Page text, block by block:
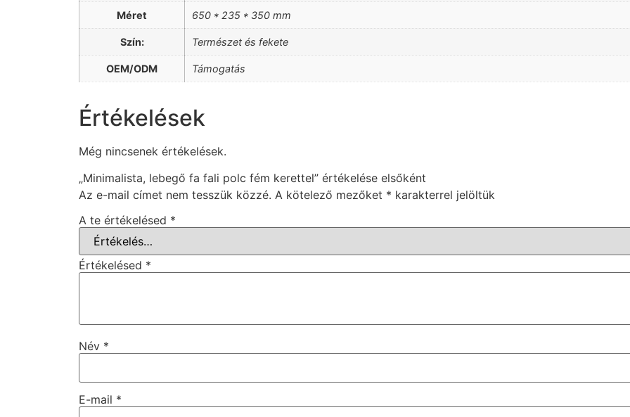
Méret 650 * 235 * 350 mm
Szín: Természet és fekete
OEM/ODM Támogatás
Értékelések
Még nincsenek értékelések.
„Minimalista, lebegő fa fali polc fém kerettel” értékelése elsőként
Az e-mail címet nem tesszük közzé. A kötelező mezőket * karakterrel jelöltük
A te értékelésed *
Értékelésed *
Név *
E-mail *